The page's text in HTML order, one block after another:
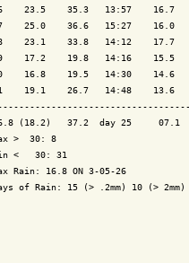
23.5    35.3   13:57    16.7
25.0    36.6   15:27    16.0
23.1    33.8   14:12    17.7
17.2    19.8   14:16    15.5
16.8    19.5   14:30    14.6
19.1    26.7   14:48    13.6
(18.2)   37.2  day 25     07.1
>  30: 8
<   30: 31
Rain: 16.8 ON 3-05-26
of Rain: 15 (> .2mm) 10 (> 2mm)